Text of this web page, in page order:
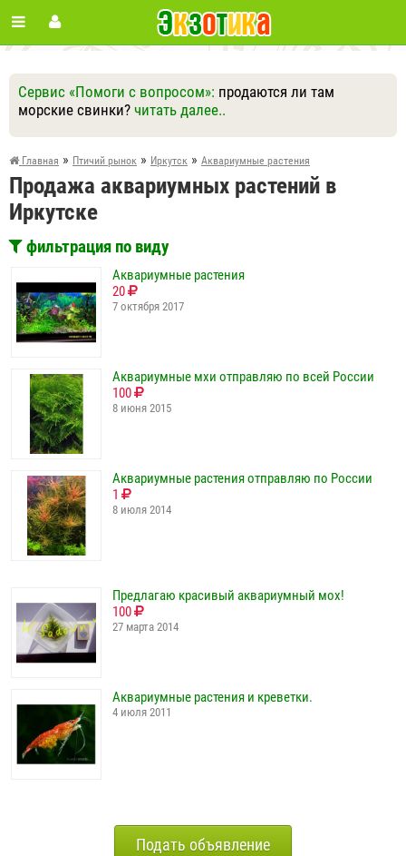
Сервис «Помоги с вопросом»: продаются ли там
морские свинки? читать далее..
Ответить Другие вопросы
Задать вопрос
Главная » Птичий рынок » Иркутск » Аквариумные растения
Продажа аквариумных растений в
Иркутске
фильтрация по виду
Аквариумные растения
20
7 октября 2017
Аквариумные мхи отправляю по всей России
100
8 июня 2015
Аквариумные растения отправляю по России
1
8 июля 2014
Предлагаю красивый аквариумный мох!
100
27 марта 2014
Аквариумные растения и креветки.
4 июля 2011
Подать объявление